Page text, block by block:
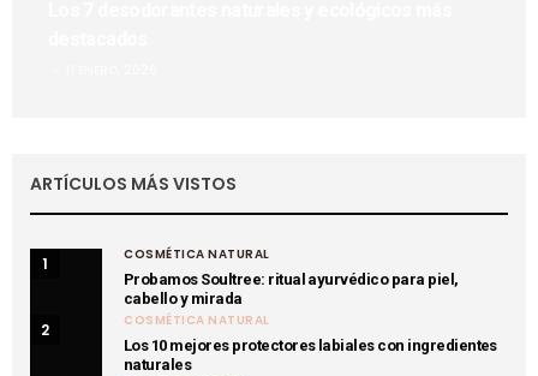
ARTÍCULOS MÁS VISTOS
1
COSMÉTICA NATURAL
Probamos Soultree: ritual ayurvédico para piel,
cabello y mirada
2
COSMÉTICA NATURAL
Los 10 mejores protectores labiales con ingredientes
naturales